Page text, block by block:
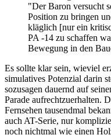
"Der Baron versucht
Position zu bringen
kläglich [nur ein
PA -14 zu schaffen
Bewegung in den
Es sollte klar sein, wieviel
simulatives Potenzial darin
sozusagen dauernd auf
Parade aufrechtzuerhalten.
Fernsehen tausendmal
auch AT-Serie, nur
noch nichtmal wie einen